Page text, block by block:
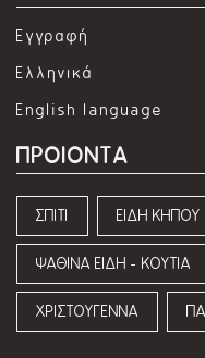
Εγγραφή
Ελληνικά
English language
ΠΡΟΙΟΝΤΑ
ΣΠΙΤΙ ΕΙΔΗ
ΨΑΘΙΝΑ ΕΙΔΗ - ΚΟΥΤΙΑ
ΧΡΙΣΤΟΥΓΕΝΝΑ